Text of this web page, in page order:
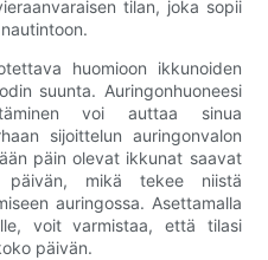
tilan, joka sopii
huomioon ikkunoiden
suunta. Auringonhuoneesi
voi auttaa sinua
sijoittelun auringonvalon
päin olevat ikkunat saavat
päivän, mikä tekee niistä
auringossa. Asettamalla
voit varmistaa, että tilasi
päivän.